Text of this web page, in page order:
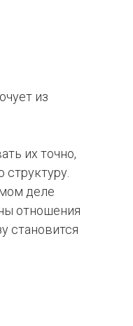
из
их точно,
деле
отношения
становится